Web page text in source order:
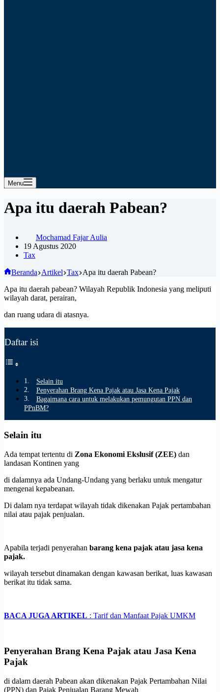
Menu
Apa itu daerah Pabean?
Mochamad Fajar Aulia
19 Agustus 2020
Tax
Beranda Artikel Tax Apa itu daerah Pabean?
Apa itu daerah pabean? Wilayah Republik Indonesia yang meliputi
wilayah darat, perairan,
dan ruang udara di atasnya.
Daftar isi
Selain itu
Penyerahan Brang Kena Pajak atau Jasa Kena Pajak
Bagaimana cara untuk melakukan pemungutan PPN dan
PPnBM?
Selain itu
Ada tempat tertentu di Zona Ekonomi Ekslusif (ZEE) dan
landasan Kontinen yang
di dalamnya ada Undang-Undang yang berlaku untuk mengatur
mengenai kepabeanan.
Di dalam nya terdapat wilayah tidak dikenakan Pajak pertambahan
nilai atau pajak penjualan.
Apabila terjadi penyerahan barang kena pajak atau jasa kena
pajak.
wilayah tersebut dinamakan dengan kawasan berikat, luas kawasan
berikat itu tidak sama.
BACA JUGA ARTIKEL : Tarif dan Manfaat Pajak UMKM
Penyerahan Brang Kena Pajak atau Jasa Kena
Pajak
di dalam daerah Pabean akan dikenakan Pajak Pertambahan Nilai
(PPN) dan Pajak Penjualan Barang Mewah